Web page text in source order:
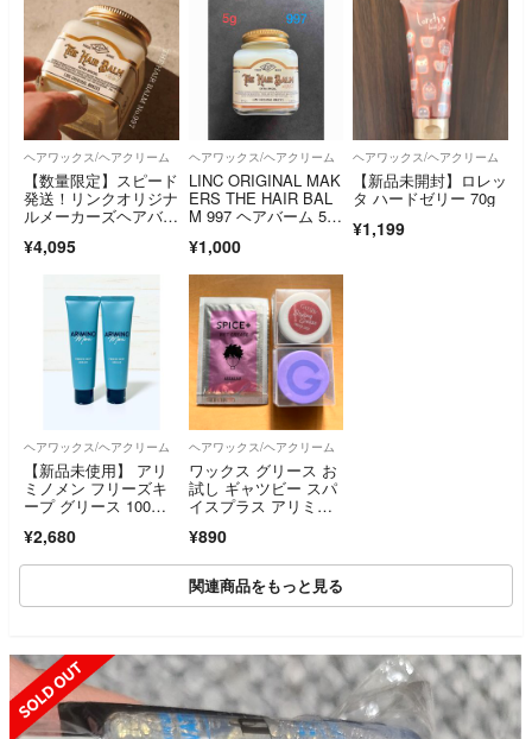
ヘアワックス/ヘアクリーム
【数量限定】スピード
発送！リンクオリジナ
ルメーカーズヘアバー
¥4,095
ヘアワックス/ヘアクリーム
LINC ORIGINAL MAK
ERS THE HAIR BAL
M 997 ヘアバーム 5
¥1,000
ヘアワックス/ヘアクリーム
【新品未開封】ロレッ
タ ハードゼリー 70g
¥1,199
ヘアワックス/ヘアクリーム
【新品未使用】 アリ
ミノメン フリーズキ
ープ グリース 100
¥2,680
ヘアワックス/ヘアクリーム
ワックス グリース お
試し ギャツビー スパ
イスプラス アリミ
¥890
関連商品をもっと見る
SOLD OUT